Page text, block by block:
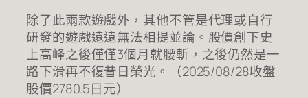
除了此兩款遊戲外，其他不管是代理或自行
研發的遊戲遠遠無法相提並論。股價創下史
上高峰之後僅僅3個月就腰斬，之後仍然是一
路下滑再不復昔日榮光。（2025/08/28收盤
股價2780.5日元）